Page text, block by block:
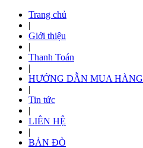
Trang chủ
|
Giới thiệu
|
Thanh Toán
|
HƯỚNG DẪN MUA HÀNG
|
Tin tức
|
LIÊN HỆ
|
BẢN ĐÒ